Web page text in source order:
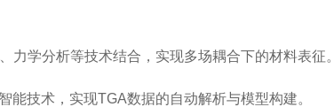
学分析等技术结合，实现多场耦合下的材料表征。
技术，实现TGA数据的自动解析与模型构建。